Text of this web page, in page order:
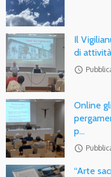
Il
di
access_time
Online
p…
access_time
“Arte